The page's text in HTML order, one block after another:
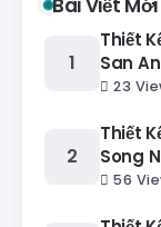
Bài Viết Mới
Thiết
San
23
Thiết
Song
56